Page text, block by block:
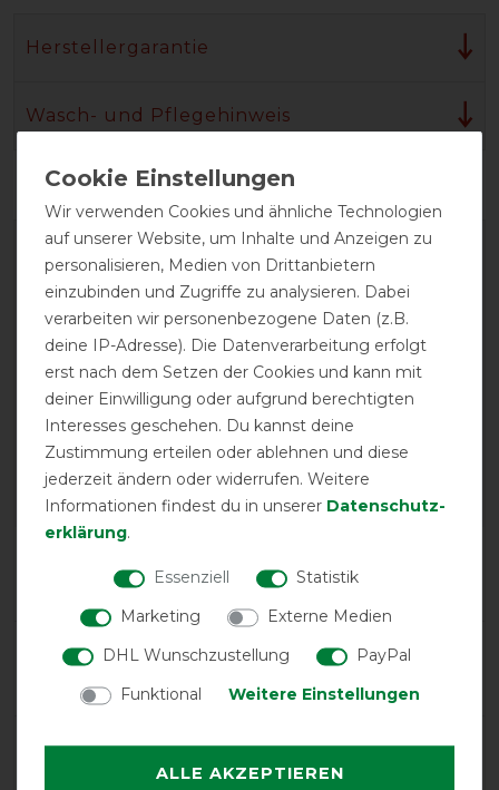
Herstellergarantie
Wasch- und Pflegehinweis
EXCELLENT
Bucas Quilt 150g SD Big
Neck - Navy
6
Product Rating
5/5
Wir verwenden Cookies und ähnliche Technologien
auf unserer Website, um Inhalte und Anzeigen zu
personalisieren, Medien von Drittanbietern
einzubinden und Zugriffe zu analysieren. Dabei
verarbeiten wir personenbezogene Daten (z.B.
deine IP-Adresse). Die Datenverarbeitung erfolgt
erst nach dem Setzen der Cookies und kann mit
deiner Einwilligung oder aufgrund berechtigten
Interesses geschehen. Du kannst deine
Zustimmung erteilen oder ablehnen und diese
jederzeit ändern oder widerrufen. Weitere
Informationen findest du in unserer Daten­schutz­
erklärung.
Essenziell
Statistik
Marketing
Externe Medien
DHL Wunschzustellung
PayPal
Funktional
Weitere Einstellungen
ALLE AKZEPTIEREN